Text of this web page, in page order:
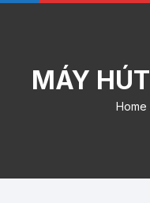
MÁY
Home